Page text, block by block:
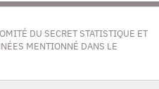
DU SECRET STATISTIQUE ET
MENTIONNÉ DANS LE